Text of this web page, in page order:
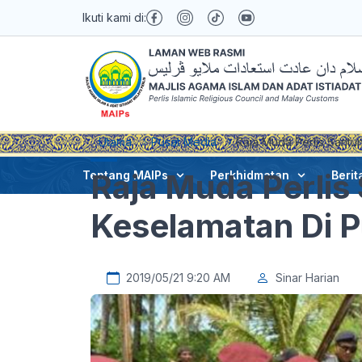
Ikuti kami di:
Tentang MAIPs Perkhidmatan
Utama Pusat Media Raja Muda Perlis
Raja Muda
Keselamatan Di
2019/05/21 9:20 AM Sinar Harian